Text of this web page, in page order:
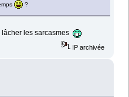
?
lâcher les sarcasmes
IP archivée